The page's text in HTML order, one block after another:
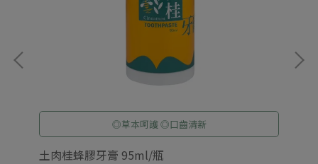
◎草本呵護 ◎口齒清新
土肉桂蜂膠牙膏 95ml/瓶